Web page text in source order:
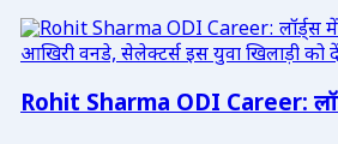
Rohit Sharma ODI Career: